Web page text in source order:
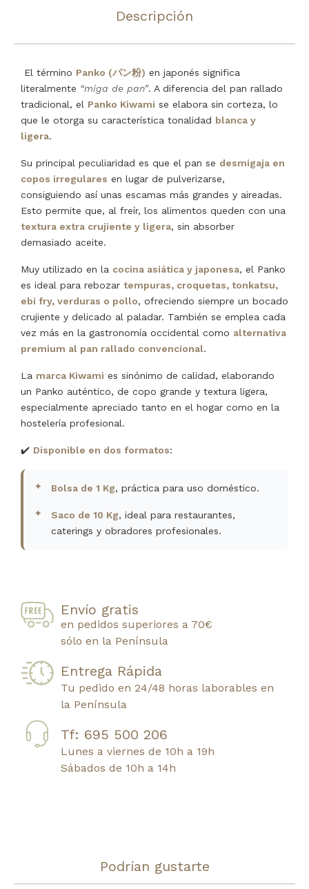
Descripción
El término Panko (パン粉) en japonés significa
literalmente “miga de pan”. A diferencia del pan rallado
tradicional, el Panko Kiwami se elabora sin corteza, lo
que le otorga su característica tonalidad blanca y
ligera.
Su principal peculiaridad es que el pan se desmigaja en
copos irregulares en lugar de pulverizarse,
consiguiendo así unas escamas más grandes y aireadas.
Esto permite que, al freír, los alimentos queden con una
textura extra crujiente y ligera, sin absorber
demasiado aceite.
Muy utilizado en la cocina asiática y japonesa, el Panko
es ideal para rebozar tempuras, croquetas, tonkatsu,
ebi fry, verduras o pollo, ofreciendo siempre un bocado
crujiente y delicado al paladar. También se emplea cada
vez más en la gastronomía occidental como alternativa
premium al pan rallado convencional.
La marca Kiwami es sinónimo de calidad, elaborando
un Panko auténtico, de copo grande y textura ligera,
especialmente apreciado tanto en el hogar como en la
hostelería profesional.
✔️ Disponible en dos formatos:
Bolsa de 1 Kg, práctica para uso doméstico.
Saco de 10 Kg, ideal para restaurantes,
caterings y obradores profesionales.
Envío gratis
en pedidos superiores a 70€
sólo en la Península
Entrega Rápida
Tu pedido en 24/48 horas laborables en
la Península
Tf: 695 500 206
Lunes a viernes de 10h a 19h
Sábados de 10h a 14h
Podrían gustarte